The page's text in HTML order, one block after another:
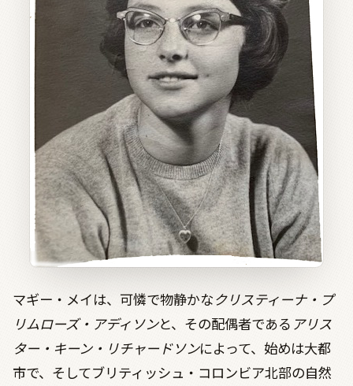
マギー・メイは、可憐で物静かなクリスティーナ・プ
リムローズ・アディソンと、その配偶者である アリス
ター・キーン・リチャードソンによって、始めは大都
市で、そしてブリティッシュ・コロンビア北部の自然